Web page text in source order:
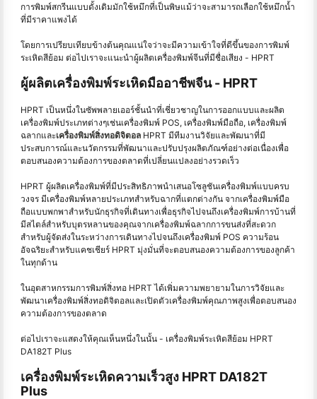
การพิมพ์สกรีนแบบดั้งเดิมมักใช้หมึกที่เป็นพิษแม้ว่าจะสามารถเลือกใช้หมึกน้ำ
ที่มีราคาแพงได้
โดยการเปรียบเทียบข้างต้นคุณแน่ใจว่าจะมีความเข้าใจที่ดีขึ้นของการพิมพ์
ระเหิดสีย้อม ต่อไปเราจะแนะนำผู้ผลิตเครื่องพิมพ์จีนที่มีชื่อเสียง - HPRT
ผู้ผลิตเครื่องพิมพ์ระเหิดมืออาชีพจีน - HPRT
HPRT เป็นหนึ่งในซัพพลายเออร์ชั้นนำที่เชี่ยวชาญในการออกแบบและผลิต
เครื่องพิมพ์ประเภทต่างๆเช่นเครื่องพิมพ์ POS, เครื่องพิมพ์มือถือ, เครื่องพิมพ์
ฉลากและเครื่องพิมพ์สิ่งทอดิจิตอล HPRT มีทีมงานวิจัยและพัฒนาที่มี
ประสบการณ์และนวัตกรรมที่พัฒนาและปรับปรุงผลิตภัณฑ์อย่างต่อเนื่องเพื่อ
ตอบสนองความต้องการของตลาดที่เปลี่ยนแปลงอย่างรวดเร็ว
HPRT ผู้ผลิตเครื่องพิมพ์ที่มีประสิทธิภาพนำเสนอโซลูชันเครื่องพิมพ์แบบครบ
วงจร มีเครื่องพิมพ์หลายประเภทสำหรับฉากที่แตกต่างกัน จากเครื่องพิมพ์มือ
ถือแบบพกพาสำหรับนักธุรกิจที่เดินทางเพื่อธุรกิจไปจนถึงเครื่องพิมพ์การบ้านที่
มีสไตล์สำหรับบุตรหลานของคุณจากเครื่องพิมพ์ฉลากการขนส่งที่สะดวก
สำหรับผู้จัดส่งในระหว่างการเดินทางไปจนถึงเครื่องพิมพ์ POS ความร้อน
อัจฉริยะสำหรับแคชเชียร์ HPRT มุ่งมั่นที่จะตอบสนองความต้องการของลูกค้า
ในทุกด้าน
ในอุตสาหกรรมการพิมพ์สิ่งทอ HPRT ได้เพิ่มความพยายามในการวิจัยและ
พัฒนาเครื่องพิมพ์สิ่งทอดิจิตอลและเปิดตัวเครื่องพิมพ์คุณภาพสูงเพื่อตอบสนอง
ความต้องการของตลาด
ต่อไปเราจะแสดงให้คุณเห็นหนึ่งในนั้น - เครื่องพิมพ์ระเหิดสีย้อม HPRT
DA182T Plus
เครื่องพิมพ์ระเหิดความเร็วสูง HPRT DA182T
Plus